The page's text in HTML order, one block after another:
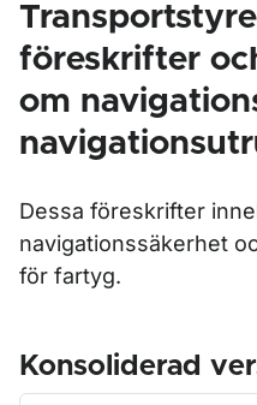
föreskrifter
om
Dessa föreskrifter
navigationssäkerhet
för fartyg.
Konsoliderad